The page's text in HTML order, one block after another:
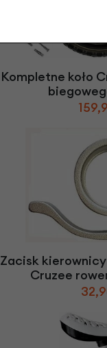
Kompletne koło
Zacisk
Cruzee